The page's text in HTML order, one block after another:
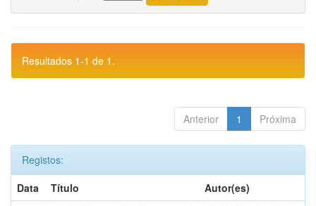
Resultados 1-1 de 1.
Anterior 1 Próxima
Registos:
Data
Título
Autor(es)